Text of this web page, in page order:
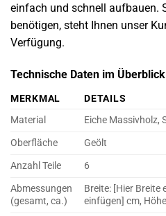
einfach und schnell aufbauen.
benötigen, steht Ihnen unser
Verfügung.
Technische Daten im Überblick
MERKMAL
DETAILS
Material
Eiche Massivholz,
Oberfläche
Geölt
Anzahl Teile
6
Abmessungen
(gesamt, ca.)
Breite: [Hier Breite
einfügen] cm,